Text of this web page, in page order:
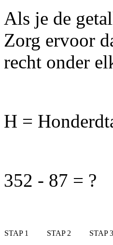
Als je de
Zorg ervoor
recht onder
H =
352 - 87 = ?
STAP 1 STAP 2